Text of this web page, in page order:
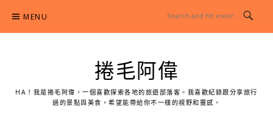
content
MENU
捲毛阿偉
HA！我是捲毛阿偉，一個喜歡探索各地的旅遊部落客。我喜歡紀錄跟分享旅行
過的景點與美食，希望能帶給你不一樣的視野和靈感。